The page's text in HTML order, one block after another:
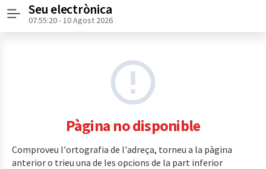
Menú
Seu electrònica
07:55:20- 10 Agost 2026
Pàgina no disponible
Comproveu l'ortografia de l'adreça, torneu a la pàgina
anterior o trieu una de les opcions de la part inferior